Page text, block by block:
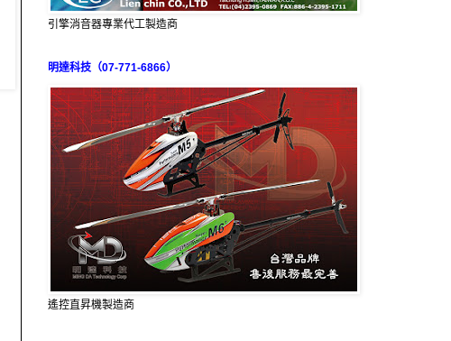
引擎消音器專業代工製造商
明達科技（07-771-6866）
遙控直昇機製造商